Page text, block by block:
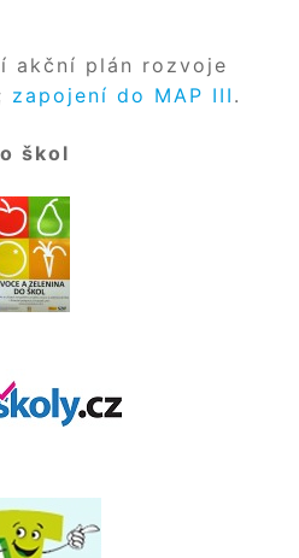
akční plán rozvoje
zapojení do MAP III .
škol